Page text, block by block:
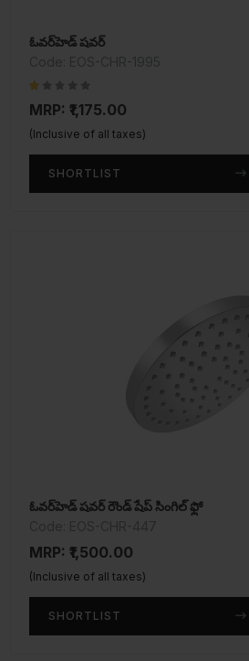
ఓవర్‌హెడ్ షవర్
MRP: ₹1,175.00
(Inclusive of all taxes)
SHORTLIST
ఓవర్‌హెడ్ షవర్ రౌండ్ షేప్ సింగిల్ ఫ్లో
MRP: ₹1,500.00
(Inclusive of all taxes)
SHORTLIST